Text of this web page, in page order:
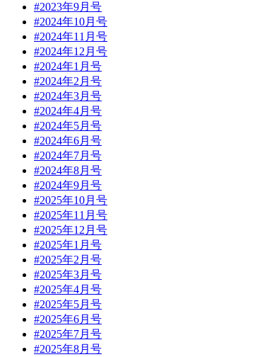
#2023年9月号
#2024年10月号
#2024年11月号
#2024年12月号
#2024年1月号
#2024年2月号
#2024年3月号
#2024年4月号
#2024年5月号
#2024年6月号
#2024年7月号
#2024年8月号
#2024年9月号
#2025年10月号
#2025年11月号
#2025年12月号
#2025年1月号
#2025年2月号
#2025年3月号
#2025年4月号
#2025年5月号
#2025年6月号
#2025年7月号
#2025年8月号